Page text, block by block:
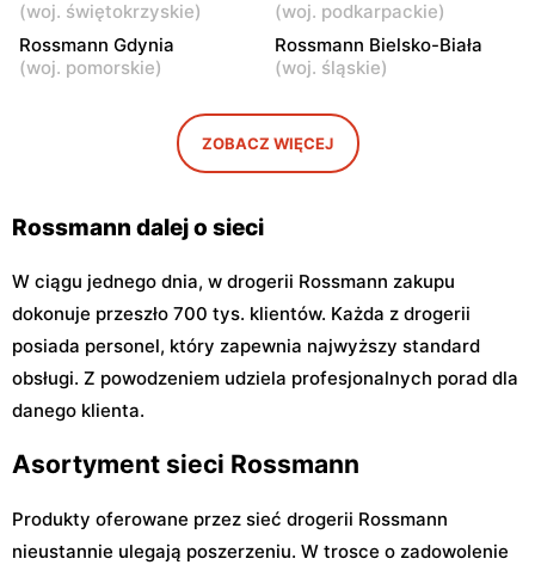
Rossmann
Warszawa, ul. Puławska 17
Rossmann
Warszawa, ul. Dzika 4
Warszawa, ul. Płocka 17 Warszawa, ul. Obozowa 16
(woj. świętokrzyskie)
(woj. podkarpackie)
Rossmann Gdynia
(woj. pomorskie)
Rossmann Bielsko-Biała
(woj. śląskie)
ZOBACZ WIĘCEJ
Rossmann dalej o sieci
W ciągu jednego dnia, w drogerii Rossmann zakupu
dokonuje przeszło 700 tys. klientów. Każda z drogerii
posiada personel, który zapewnia najwyższy standard
obsługi. Z powodzeniem udziela profesjonalnych porad dla
danego klienta.
Asortyment sieci Rossmann
Produkty oferowane przez sieć drogerii Rossmann
nieustannie ulegają poszerzeniu. W trosce o zadowolenie